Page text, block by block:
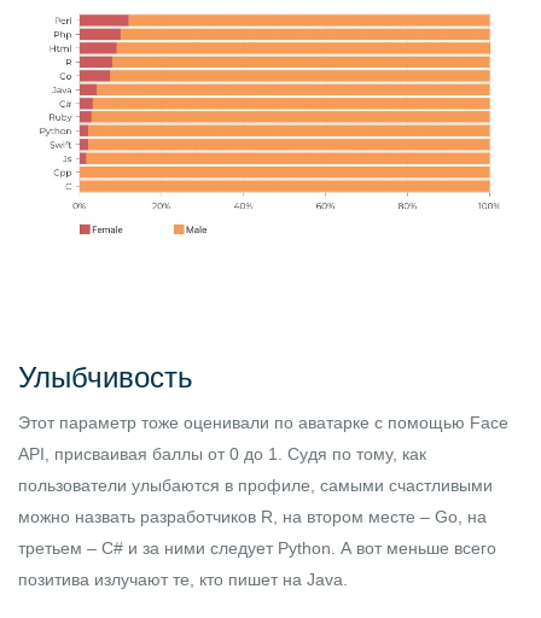
Улыбчивость
Этот параметр тоже оценивали по аватарке с помощью Face
API, присваивая баллы от 0 до 1. Судя по тому, как
пользователи улыбаются в профиле, самыми счастливыми
можно назвать разработчиков R, на втором месте – Go, на
третьем – C# и за ними следует Python. А вот меньше всего
позитива излучают те, кто пишет на Java.